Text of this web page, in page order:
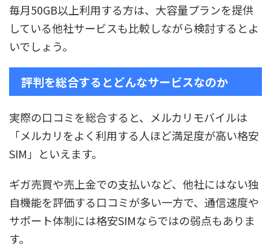
毎月50GB以上利用する方は、大容量プランを提供
している他社サービスも比較しながら検討するとよ
いでしょう。
評判を総合するとどんなサービスなのか
実際の口コミを総合すると、メルカリモバイルは
「メルカリをよく利用する人ほど満足度が高い格安
SIM」といえます。
ギガ売買や売上金での支払いなど、他社にはない独
自機能を評価する口コミが多い一方で、通信速度や
サポート体制には格安SIMならではの弱点もありま
す。